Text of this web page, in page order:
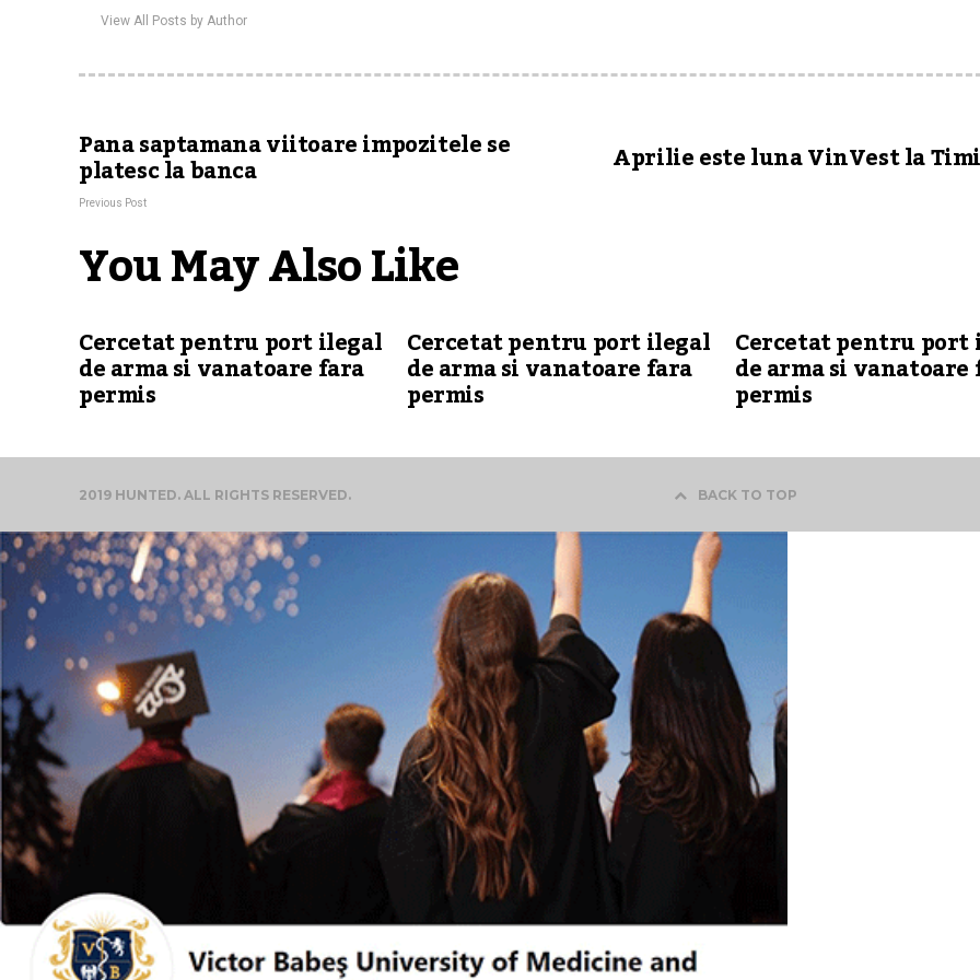
View All Posts by Author
Pana saptamana viitoare impozitele se
platesc la banca
Previous Post
Aprilie este luna VinVest la
You May Also Like
Cercetat pentru port ilegal
de arma si vanatoare fara
permis
Cercetat pentru port ilegal
de arma si vanatoare fara
permis
Cercetat pentru port
de arma si vanatoare
permis
2019 HUNTED. ALL RIGHTS RESERVED. BACK TO TOP